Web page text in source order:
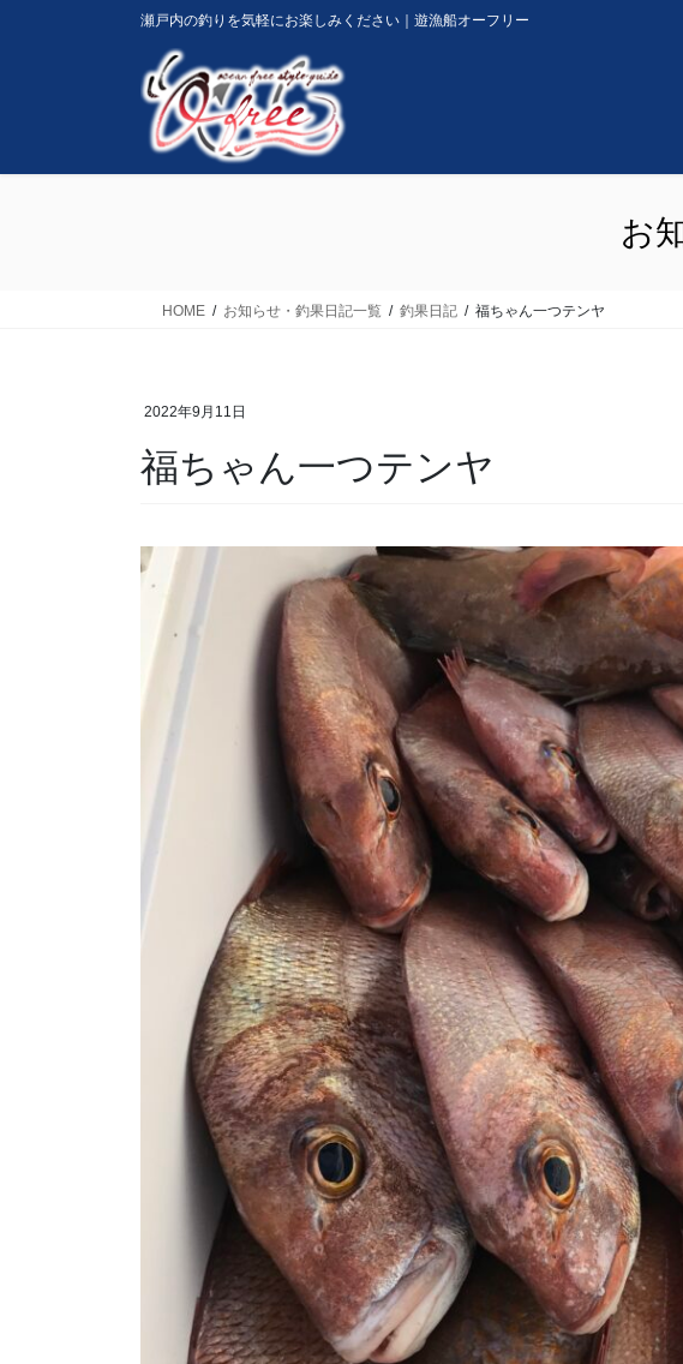
瀬戸内の釣りを気軽にお楽しみください｜遊漁船オーフリー
お
HOME お知らせ・釣果日記一覧 釣果日記 福ちゃん一つテンヤ
2022年9月11日
福ちゃん一つテンヤ